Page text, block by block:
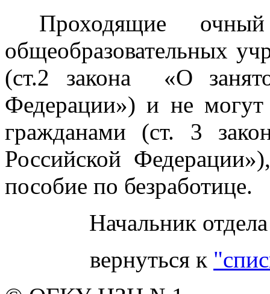
Проходящие
общеобразовательных
(ст.2 закона «О
Федерации») и не
гражданами (ст. 3
Российской
пособие по безработице.
Начальник
вернуться к